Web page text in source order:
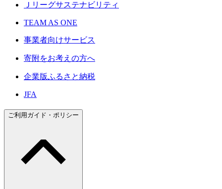
Ｊリーグサステナビリティ
TEAM AS ONE
事業者向けサービス
寄附をお考えの方へ
企業版ふるさと納税
JFA
ご利用ガイド・ポリシー